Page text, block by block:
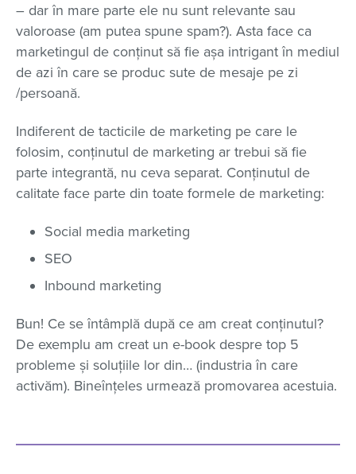
– dar în mare parte ele nu sunt relevante sau
valoroase (am putea spune spam?). Asta face ca
marketingul de conținut să fie așa intrigant în mediul
de azi în care se produc sute de mesaje pe zi
/persoană.
Indiferent de tacticile de marketing pe care le
folosim, conținutul de marketing ar trebui să fie
parte integrantă, nu ceva separat. Conținutul de
calitate face parte din toate formele de marketing:
Social media marketing
SEO
Inbound marketing
Bun! Ce se întâmplă după ce am creat conținutul?
De exemplu am creat un e-book despre top 5
probleme și soluțiile lor din… (industria în care
activăm). Bineînțeles urmează promovarea acestuia.